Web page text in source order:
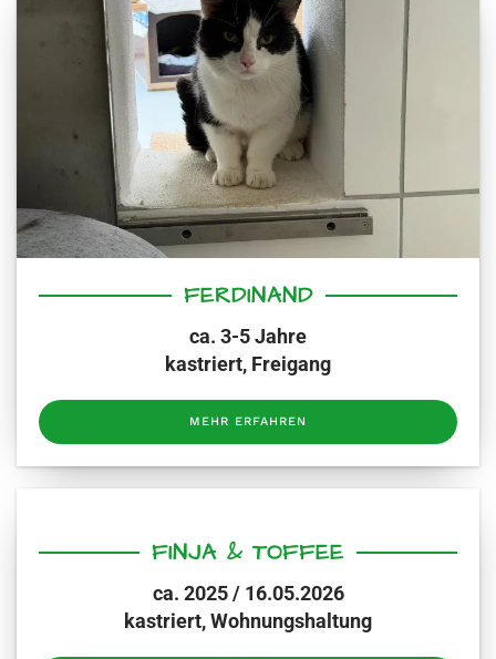
FERDINAND
ca. 3-5 Jahre
kastriert, Freigang
MEHR ERFAHREN
FINJA & TOFFEE
ca. 2025 / 16.05.2026
kastriert, Wohnungshaltung